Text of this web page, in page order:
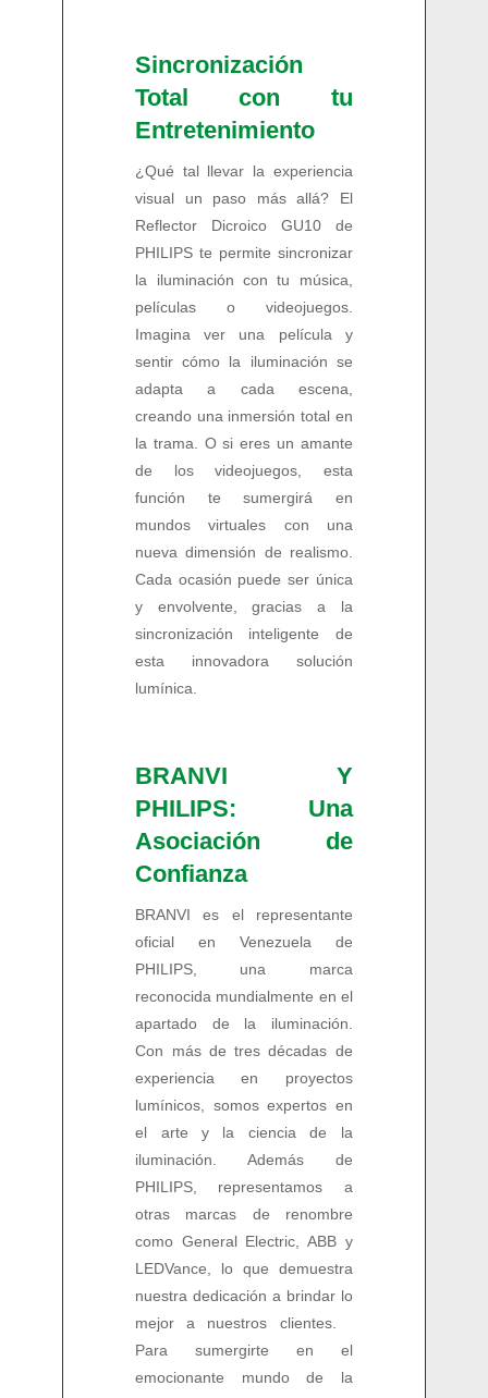
Sincronización
Total con tu
Entretenimiento
¿Qué tal llevar la experiencia
visual un paso más allá? El
Reflector Dicroico GU10 de
PHILIPS te permite sincronizar
la iluminación con tu música,
películas o videojuegos.
Imagina ver una película y
sentir cómo la iluminación se
adapta a cada escena,
creando una inmersión total en
la trama. O si eres un amante
de los videojuegos, esta
función te sumergirá en
mundos virtuales con una
nueva dimensión de realismo.
Cada ocasión puede ser única
y envolvente, gracias a la
sincronización inteligente de
esta innovadora solución
lumínica.
BRANVI Y
PHILIPS: Una
Asociación de
Confianza
BRANVI es el representante
oficial en Venezuela de
PHILIPS, una marca
reconocida mundialmente en el
apartado de la iluminación.
Con más de tres décadas de
experiencia en proyectos
lumínicos, somos expertos en
el arte y la ciencia de la
iluminación. Además de
PHILIPS, representamos a
otras marcas de renombre
como General Electric, ABB y
LEDVance, lo que demuestra
nuestra dedicación a brindar lo
mejor a nuestros clientes.
Para sumergirte en el
emocionante mundo de la